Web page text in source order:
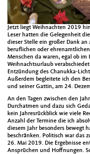
Jetzt liegt Weihnachten 2019
Leser hatten die Gelegenheit
dieser Stelle ein großer Dank
beruflichen oder
Menschen da waren, egal ob
Weihnachtsurlaub
Entzündung des Chanukka-
Außerdem begleitete ich den
und seiner Gattin, am 24.
An den Tagen zwischen den
Durchatmen und dazu sich
kein Jahresrückblick wie viele
Anzahl der Termine die ich
diesem Jahr besonders bewegt
beschränken. Politisch war das
26. Mai 2019. Die Ergebnisse
Ansprüchen und Hoffnungen.